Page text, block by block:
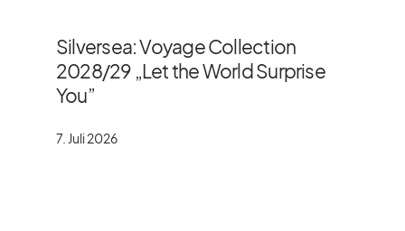
Silversea: Voyage Collection
2028/​29 „Let the World Surprise
You”
7. Juli 2026